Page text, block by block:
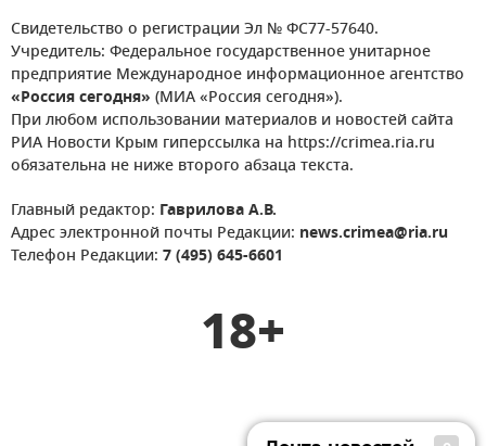
Свидетельство о регистрации Эл № ФС77-57640.
Учредитель: Федеральное государственное унитарное
предприятие Международное информационное агентство
«Россия сегодня» (МИА «Россия сегодня»).
При любом использовании материалов и новостей сайта
РИА Новости Крым гиперссылка на https://crimea.ria.ru
обязательна не ниже второго абзаца текста.
Главный редактор: Гаврилова А.В.
Адрес электронной почты Редакции: news.crimea@ria.ru
Телефон Редакции: 7 (495) 645-6601
18+